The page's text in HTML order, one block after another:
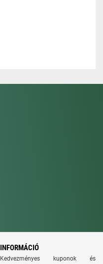
INFORMÁCIÓ
Kedvezményes kuponok és